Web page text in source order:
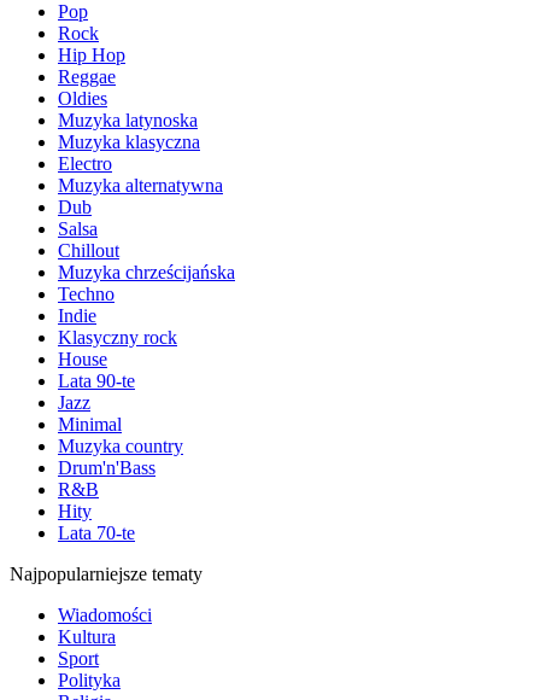
Pop
Rock
Hip Hop
Reggae
Oldies
Muzyka latynoska
Muzyka klasyczna
Electro
Muzyka alternatywna
Dub
Salsa
Chillout
Muzyka chrześcijańska
Techno
Indie
Klasyczny rock
House
Lata 90-te
Jazz
Minimal
Muzyka country
Drum'n'Bass
R&B
Hity
Lata 70-te
Najpopularniejsze tematy
Wiadomości
Kultura
Sport
Polityka